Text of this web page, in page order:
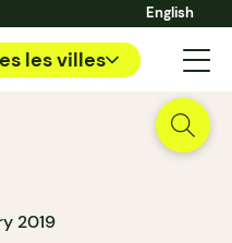
English
les villes
2019